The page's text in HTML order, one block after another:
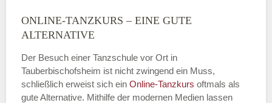
Name
E-Mail*
ONLINE-TANZKURS – EINE GUTE
ALTERNATIVE
Der Besuch einer Tanzschule vor Ort in
Tauberbischofsheim ist nicht zwingend ein Muss,
schließlich erweist sich ein Online-Tanzkurs oftmals als
gute Alternative. Mithilfe der modernen Medien lassen